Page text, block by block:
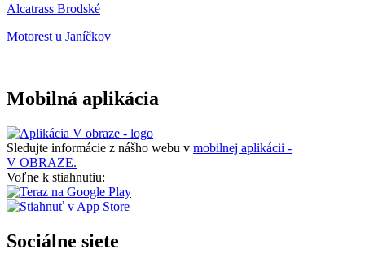
Alcatrass Brodské
Motorest u Janíčkov
Mobilná aplikácia
Sledujte informácie z nášho webu v mobilnej aplikácii -
V OBRAZE.
Voľne k stiahnutiu:
Sociálne siete